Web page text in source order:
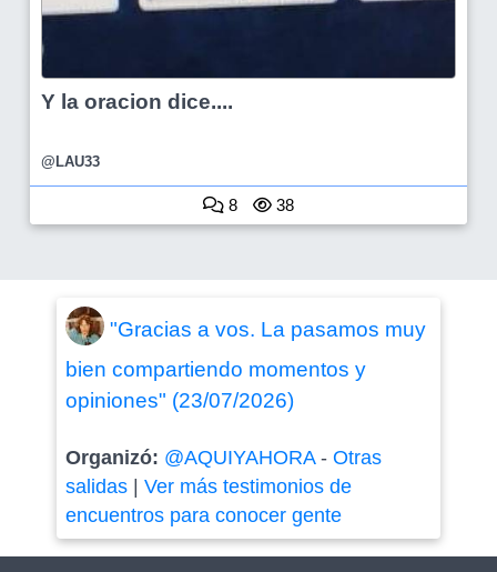
Y la oracion dice....
@LAU33
8 38
"Gracias a vos. La pasamos muy
bien compartiendo momentos y
opiniones" (23/07/2026)
Organizó: @AQUIYAHORA- Otras
salidas| Ver más testimonios de
encuentros para conocer gente